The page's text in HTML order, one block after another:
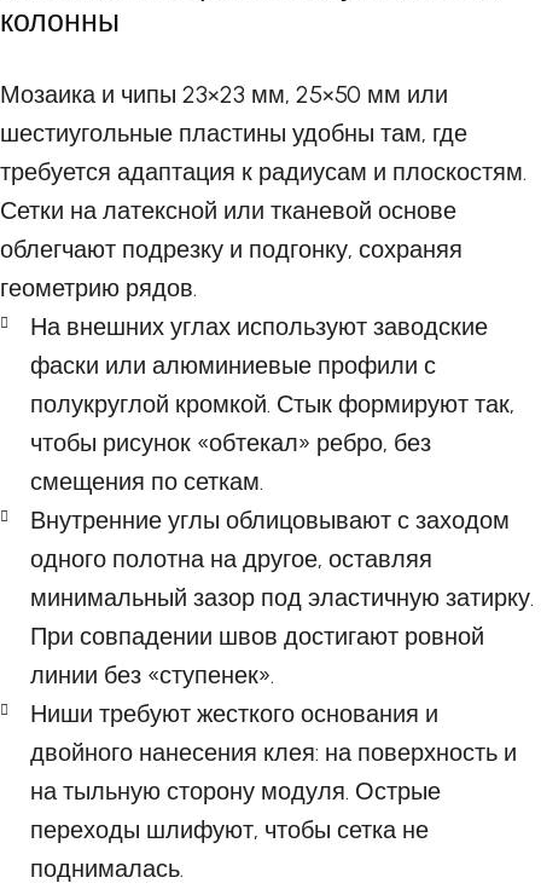
колонны
Мозаика и чипы 23×23 мм, 25×50 мм или
шестиугольные пластины удобны там, где
требуется адаптация к радиусам и плоскостям.
Сетки на латексной или тканевой основе
облегчают подрезку и подгонку, сохраняя
геометрию рядов.
На внешних углах используют заводские
фаски или алюминиевые профили с
полукруглой кромкой. Стык формируют так,
чтобы рисунок «обтекал» ребро, без
смещения по сеткам.
Внутренние углы облицовывают с заходом
одного полотна на другое, оставляя
минимальный зазор под эластичную затирку.
При совпадении швов достигают ровной
линии без «ступенек».
Ниши требуют жесткого основания и
двойного нанесения клея: на поверхность и
на тыльную сторону модуля. Острые
переходы шлифуют, чтобы сетка не
поднималась.